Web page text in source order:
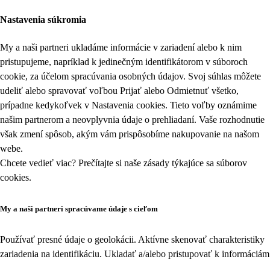
Nastavenia súkromia
My a naši partneri ukladáme informácie v zariadení alebo k nim
pristupujeme, napríklad k jedinečným identifikátorom v súboroch
cookie, za účelom spracúvania osobných údajov. Svoj súhlas môžete
udeliť alebo spravovať voľbou Prijať alebo Odmietnuť všetko,
prípadne kedykoľvek v Nastavenia cookies. Tieto voľby oznámime
našim partnerom a neovplyvnia údaje o prehliadaní. Vaše rozhodnutie
však zmení spôsob, akým vám prispôsobíme nakupovanie na našom
webe.
Chcete vedieť viac? Prečítajte si naše zásady týkajúce sa súborov
cookies.
My a naši partneri spracúvame údaje s cieľom
Používať presné údaje o geolokácii. Aktívne skenovať charakteristiky
zariadenia na identifikáciu. Ukladať a/alebo pristupovať k informáciám